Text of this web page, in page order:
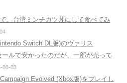
、台湾ミンチカツ丼にして食べてみ
Switch DL版)のヴァリス
ルで安かったのだが、一部が売って
08-03
Evolved (Xbox版)をプレイし